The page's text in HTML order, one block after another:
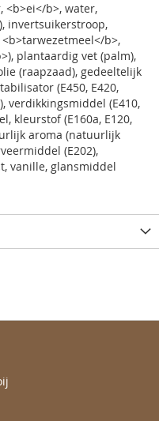
<b>ei</b>, water,
invertsuikerstroop,
b>,
plantaardig vet (palm),
(raapzaad), gedeeltelijk
(E450, E420,
verdikkingsmiddel (E410,
kleurstof (E160a, E120,
aroma (natuurlijk
(E202),
vanille, glansmiddel